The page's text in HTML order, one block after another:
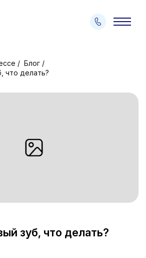
Блог
что делать?
зуб, что делать?